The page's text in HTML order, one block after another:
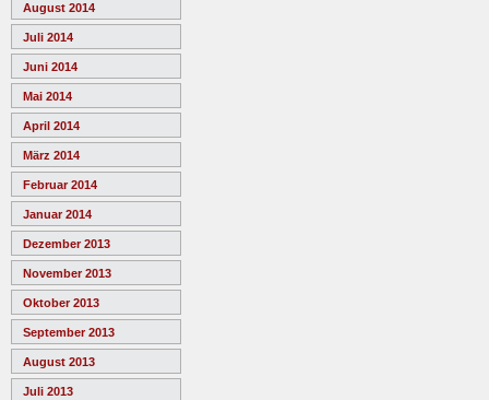
August 2014
Juli 2014
Juni 2014
Mai 2014
April 2014
März 2014
Februar 2014
Januar 2014
Dezember 2013
November 2013
Oktober 2013
September 2013
August 2013
Juli 2013